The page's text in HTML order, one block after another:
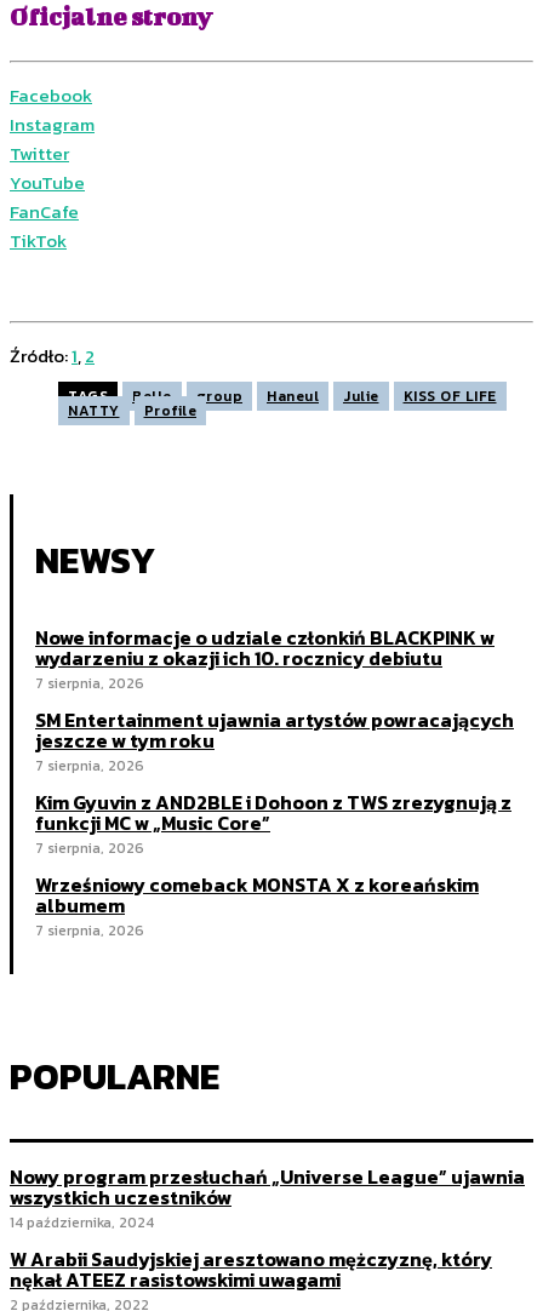
Oficjalne strony
Facebook
Instagram
Twitter
YouTube
FanCafe
TikTok
Źródło:1,2
TAGS Belle group Haneul Julie KISS OF LIFE
NATTY Profile
NEWSY
Nowe informacje o udziale członkiń BLACKPINK w
wydarzeniu z okazji ich 10. rocznicy debiutu
7 sierpnia, 2026
SM Entertainment ujawnia artystów powracających
jeszcze w tym roku
7 sierpnia, 2026
Kim Gyuvin z AND2BLE i Dohoon z TWS zrezygnują z
funkcji MC w „Music Core”
7 sierpnia, 2026
Wrześniowy comeback MONSTA X z koreańskim
albumem
7 sierpnia, 2026
POPULARNE
Nowy program przesłuchań „Universe League” ujawnia
wszystkich uczestników
14 października, 2024
W Arabii Saudyjskiej aresztowano mężczyznę, który
nękał ATEEZ rasistowskimi uwagami
2 października, 2022